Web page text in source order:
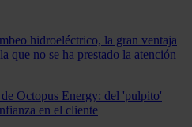
hidroeléctrico, la gran ventaja
que no se ha prestado la atención
Octopus Energy: del 'pulpito'
en el cliente